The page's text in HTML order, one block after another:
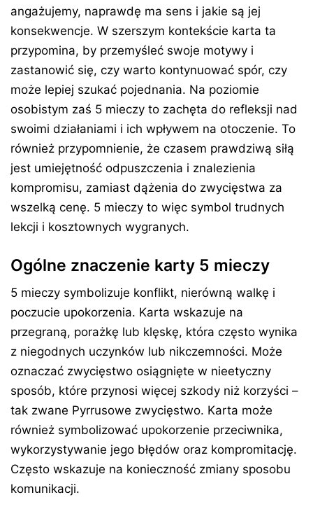
angażujemy, naprawdę ma sens i jakie są jej
konsekwencje. W szerszym kontekście karta ta
przypomina, by przemyśleć swoje motywy i
zastanowić się, czy warto kontynuować spór, czy
może lepiej szukać pojednania. Na poziomie
osobistym zaś 5 mieczy to zachęta do refleksji nad
swoimi działaniami i ich wpływem na otoczenie. To
również przypomnienie, że czasem prawdziwą siłą
jest umiejętność odpuszczenia i znalezienia
kompromisu, zamiast dążenia do zwycięstwa za
wszelką cenę. 5 mieczy to więc symbol trudnych
lekcji i kosztownych wygranych.
Ogólne znaczenie karty 5 mieczy
5 mieczy symbolizuje konflikt, nierówną walkę i
poczucie upokorzenia. Karta wskazuje na
przegraną, porażkę lub klęskę, która często wynika
z niegodnych uczynków lub nikczemności. Może
oznaczać zwycięstwo osiągnięte w nieetyczny
sposób, które przynosi więcej szkody niż korzyści –
tak zwane Pyrrusowe zwycięstwo. Karta może
również symbolizować upokorzenie przeciwnika,
wykorzystywanie jego błędów oraz kompromitację.
Często wskazuje na konieczność zmiany sposobu
komunikacji.